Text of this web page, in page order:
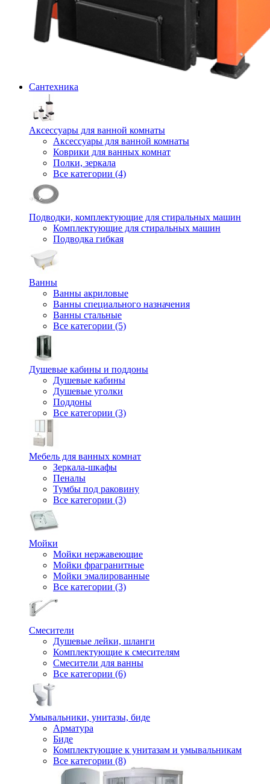
Сантехника
Аксессуары для ванной комнаты
Аксессуары для ванной комнаты
Коврики для ванных комнат
Полки, зеркала
Все категории (4)
Подводки, комплектующие для стиральных машин
Комплектующие для стиральных машин
Подводка гибкая
Ванны
Ванны акриловые
Ванны специального назначения
Ванны стальные
Все категории (5)
Душевые кабины и поддоны
Душевые кабины
Душевые уголки
Поддоны
Все категории (3)
Мебель для ванных комнат
Зеркала-шкафы
Пеналы
Тумбы под раковину
Все категории (3)
Мойки
Мойки нержавеющие
Мойки фрагранитные
Мойки эмалированные
Все категории (3)
Смесители
Душевые лейки, шланги
Комплектующие к смесителям
Смесители для ванны
Все категории (6)
Умывальники, унитазы, биде
Арматура
Биде
Комплектующие к унитазам и умывальникам
Все категории (8)